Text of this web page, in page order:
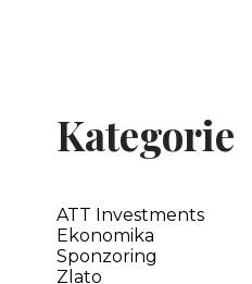
Kategorie
ATT Investments
Ekonomika
Sponzoring
Zlato